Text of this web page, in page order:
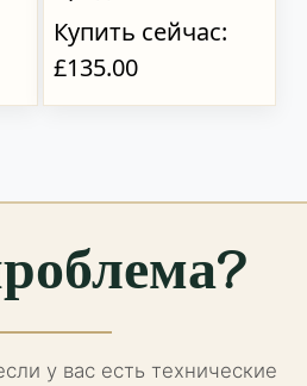
Купить сейчас:
£135.00
у вас есть технические